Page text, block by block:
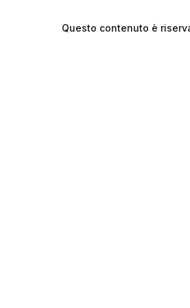
Questo contenuto è